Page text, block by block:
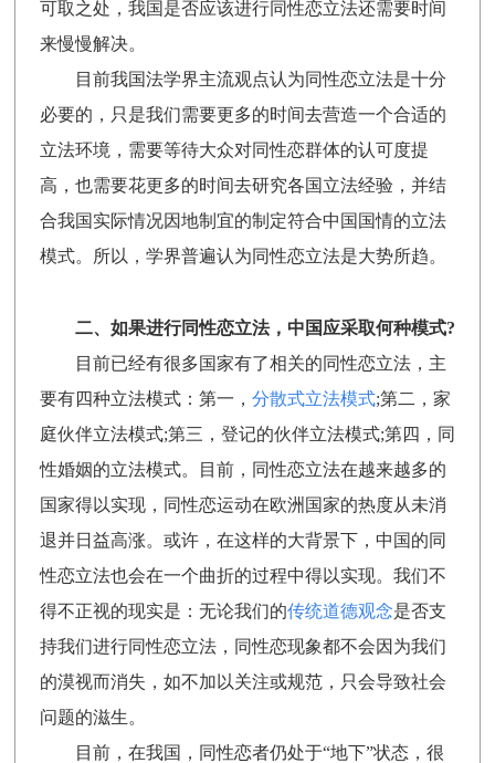
可取之处，我国是否应该进行同性恋立法还需要时间
来慢慢解决。
目前我国法学界主流观点认为同性恋立法是十分
必要的，只是我们需要更多的时间去营造一个合适的
立法环境，需要等待大众对同性恋群体的认可度提
高，也需要花更多的时间去研究各国立法经验，并结
合我国实际情况因地制宜的制定符合中国国情的立法
模式。所以，学界普遍认为同性恋立法是大势所趋。
二、如果进行同性恋立法，中国应采取何种模式?
目前已经有很多国家有了相关的同性恋立法，主
要有四种立法模式：第一， 分散式立法模式;第二，家
庭伙伴立法模式;第三，登记的伙伴立法模式;第四，同
性婚姻的立法模式。目前，同性恋立法在越来越多的
国家得以实现，同性恋运动在欧洲国家的热度从未消
退并日益高涨。或许，在这样的大背景下，中国的同
性恋立法也会在一个曲折的过程中得以实现。我们不
得不正视的现实是：无论我们的传统道德观念是否支
持我们进行同性恋立法，同性恋现象都不会因为我们
的漠视而消失，如不加以关注或规范，只会导致社会
问题的滋生。
目前，在我国，同性恋者仍处于“地下”状态，很